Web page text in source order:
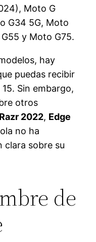
Moto G
G34 5G, Moto
y Moto G75.
hay
puedas recibir
Sin embargo,
otros
2022, Edge
no ha
sobre su
de